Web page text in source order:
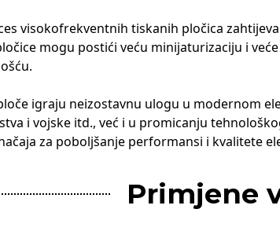
visokofrekventnih tiskanih pločica
mogu postići veću minijaturizaciju i
igraju neizostavnu ulogu u modernom
i vojske itd., već i u promicanju
za poboljšanje performansi i kvalitete
Primjene